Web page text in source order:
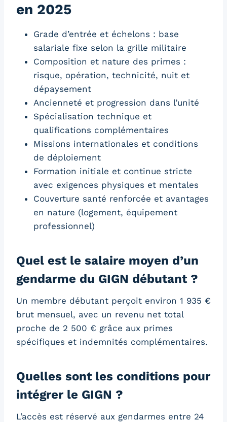
en 2025
Grade d’entrée et échelons : base
salariale fixe selon la grille militaire
Composition et nature des primes :
risque, opération, technicité, nuit et
dépaysement
Ancienneté et progression dans l’unité
Spécialisation technique et
qualifications complémentaires
Missions internationales et conditions
de déploiement
Formation initiale et continue stricte
avec exigences physiques et mentales
Couverture santé renforcée et avantages
en nature (logement, équipement
professionnel)
Quel est le salaire moyen d’un
gendarme du GIGN débutant ?
Un membre débutant perçoit environ 1 935 €
brut mensuel, avec un revenu net total
proche de 2 500 € grâce aux primes
spécifiques et indemnités complémentaires.
Quelles sont les conditions pour
intégrer le GIGN ?
L’accès est réservé aux gendarmes entre 24